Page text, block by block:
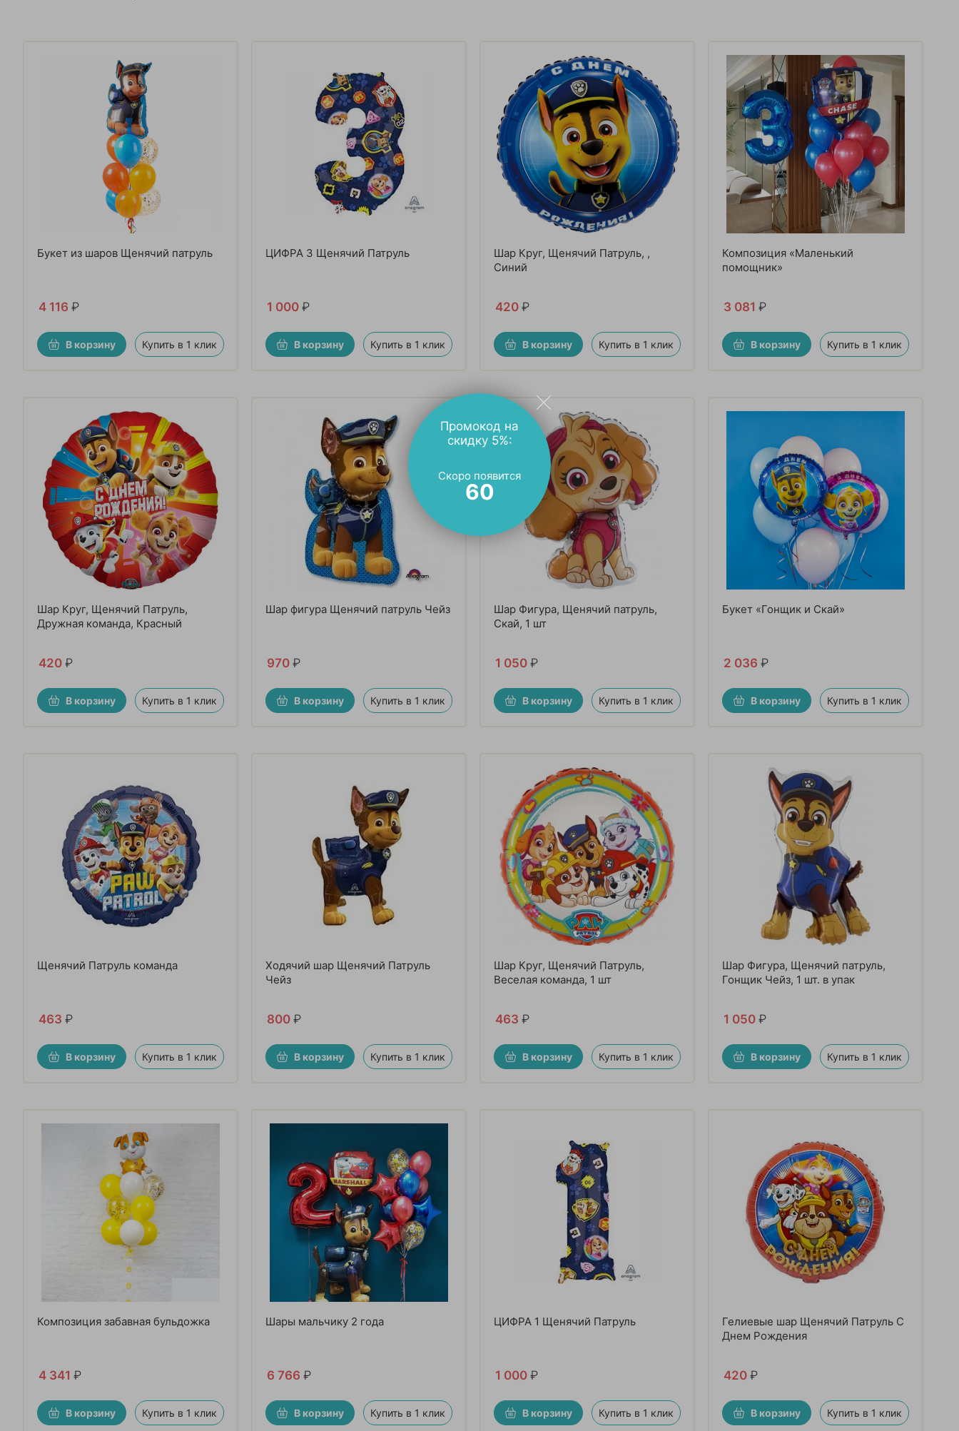
Букет из шаров Щенячий патруль
4 116 ₽
В корзину Купить в 1 клик
ЦИФРА 3 Щенячий Патруль
1 000 ₽
В корзину Купить в 1 клик
Шар Круг, Щенячий Патруль, ,
Синий
420 ₽
В корзину Купить в 1 клик
Композиция «Маленький
помощник»
3 081 ₽
В корзину Купить в 1 клик
Шар Круг, Щенячий Патруль,
Дружная команда, Красный
420 ₽
В корзину Купить в 1 клик
Шар фигура Щенячий патруль Чейз
970 ₽
В корзину Купить в 1 клик
Шар Фигура, Щенячий патруль,
Скай, 1 шт
1 050 ₽
В корзину Купить в 1 клик
Букет «Гонщик и Скай»
2 036 ₽
В корзину Купить в 1 клик
Щенячий Патруль команда
463 ₽
В корзину Купить в 1 клик
Ходячий шар Щенячий Патруль
Чейз
800 ₽
В корзину Купить в 1 клик
Шар Круг, Щенячий Патруль,
Веселая команда, 1 шт
463 ₽
В корзину Купить в 1 клик
Шар Фигура, Щенячий патруль,
Гонщик Чейз, 1 шт. в упак
1 050 ₽
В корзину Купить в 1 клик
Композиция забавная бульдожка
4 341 ₽
В корзину Купить в 1 клик
Шары мальчику 2 года
6 766 ₽
В корзину Купить в 1 клик
ЦИФРА 1 Щенячий Патруль
1 000 ₽
В корзину Купить в 1 клик
Гелиевые шар Щенячий Патруль С
Днем Рождения
420 ₽
В корзину Купить в 1 клик
Промокод на
скидку 5%:
Скоро появится
59